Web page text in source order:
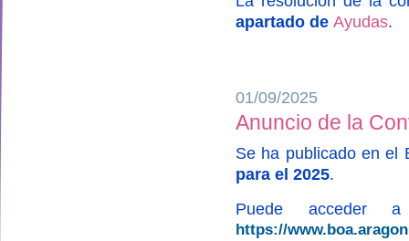
apartado de Ayudas.
01/09/2025
Anuncio de la
Se ha publicado en el
para el 2025.
Puede acceder
https://